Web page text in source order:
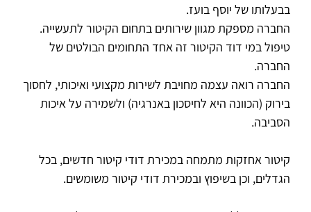
בבעלותו של יוסף בועז.
החברה מספקת מגוון שירותים בתחום הקיטור לתעשייה.
טיפול במי דוד הקיטור זה אחד התחומים הבולטים של
החברה.
החברה רואה עצמה מחויבת לשירות מקצועי ואיכותי, לחסוך
בירוק (הכוונה היא לחיסכון באנרגיה) ולשמירה על איכות
הסביבה.
קיטור אחזקות מתמחה במכירת דודי קיטור חדשים, בכל
הגדלים, וכן בשיפוץ ובמכירת דודי קיטור משומשים.